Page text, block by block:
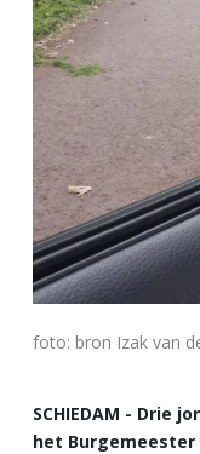
foto: bron Izak van
SCHIEDAM - Drie
het Burgemeester